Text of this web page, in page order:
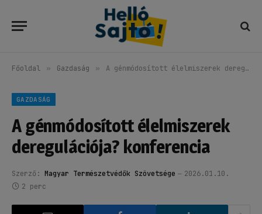
Főoldal » Gazdaság » A génmódosított élelmiszerek deregulációja? konferencia
GAZDASÁG
A génmódosított élelmiszerek
deregulációja? konferencia
Szerző: Magyar Természetvédők Szövetsége
2026.01.10.
2 perc